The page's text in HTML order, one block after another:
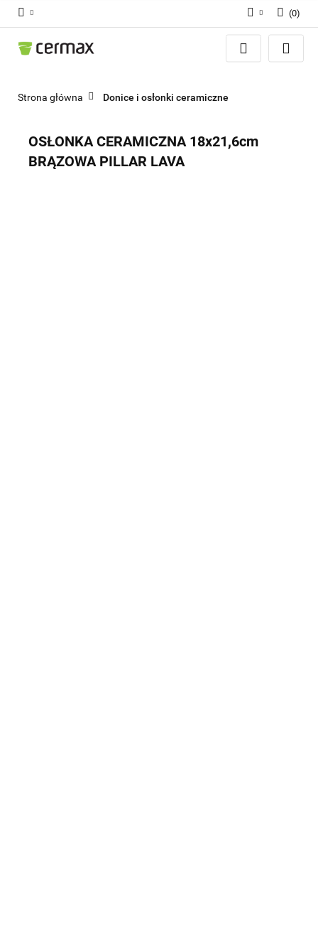
Zaloguj się
(0)
Strona główna Donice i osłonki ceramiczne
OSŁONKA CERAMICZNA 18x21,6cm
BRĄZOWA PILLAR LAVA